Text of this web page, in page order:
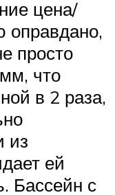
цена/
оправдано,
просто
что
в 2 раза,
из
ей
Бассейн с